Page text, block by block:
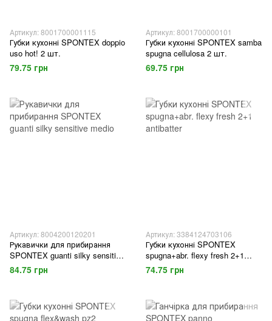
Артикул: 8001700001115
Губки кухонні SPONTEX doppio
uso hot! 2 шт.
79.75 грн
Артикул: 8001700000101
Губки кухонні SPONTEX samba
spugna cellulosa 2 шт.
69.75 грн
Артикул: 8004200120201
Рукавички для прибирання
SPONTEX guanti silky sensitive
medio
84.75 грн
Артикул: 3384124703106
Губки кухонні SPONTEX
spugna+abr. flexy fresh 2+1
antibatter
74.75 грн